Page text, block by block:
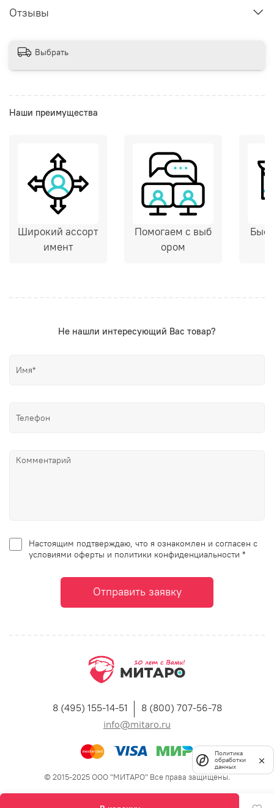
Отзывы
Выбрать
Наши преимущества
Широкий ассорт
имент
Помогаем с выб
ором
Не нашли интересующий Вас товар?
Настоящим подтверждаю, что я ознакомлен и согласен с
условиями оферты и политики конфиденциальности *
Отправить заявку
8 (495) 155-14-51
8 (800) 707-56-78
info@mitaro.ru
© 2015-2025 ООО "МИТАРО" Все права защищены.
Политика
обработки
данных